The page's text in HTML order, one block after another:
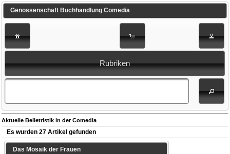
Genossenschaft Buchhandlung Comedia
Rubriken
Aktuelle Belletristik in der Comedia
Es wurden 27 Artikel gefunden
Das Mosaik der Frauen